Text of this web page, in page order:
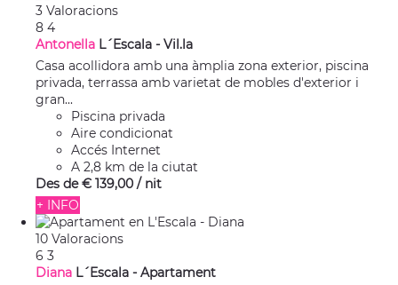
3 Valoracions
8 4
Antonella L´Escala - Vil.la
Casa acollidora amb una àmplia zona exterior, piscina
privada, terrassa amb varietat de mobles d'exterior i
gran...
Piscina privada
Aire condicionat
Accés Internet
A 2,8 km de la ciutat
Des de € 139,00 / nit
+ INFO
10 Valoracions
6 3
Diana L´Escala - Apartament